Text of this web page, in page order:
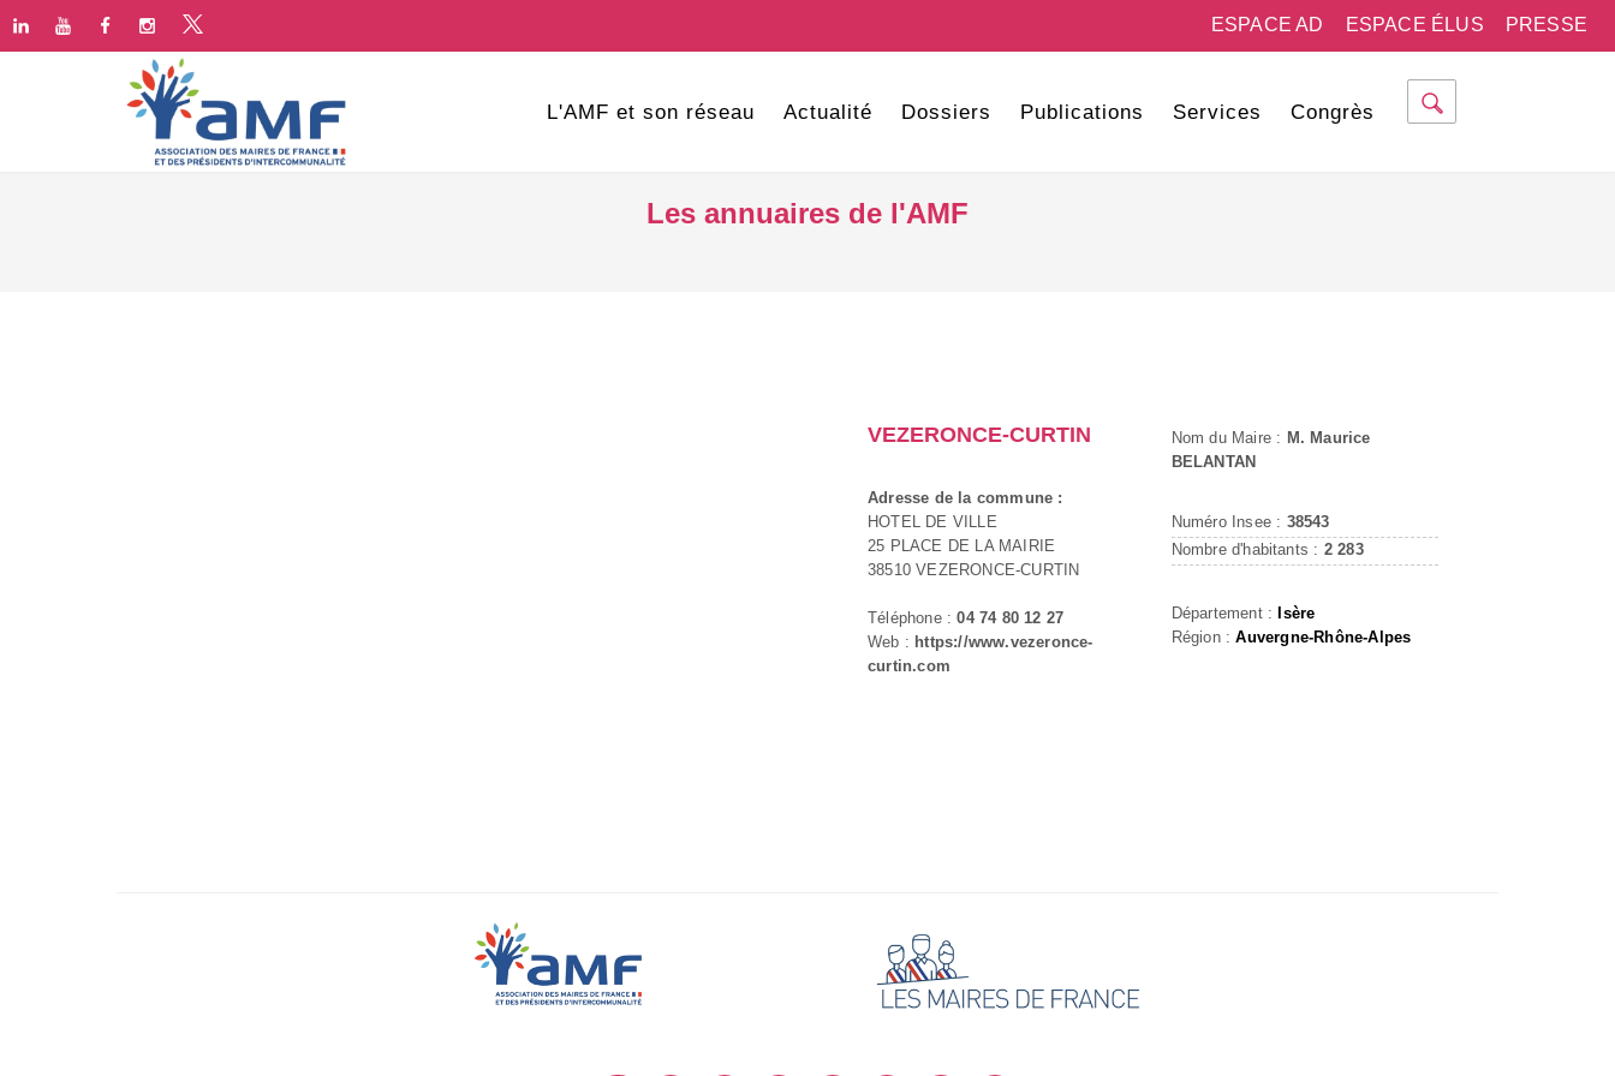
PRESSE
ESPACE ÉLUS
ESPACE AD
L'AMF et son réseau Actualité Dossiers Publications Services Congrès
Les annuaires de l'AMF
VEZERONCE-CURTIN
Adresse de la commune :
HOTEL DE VILLE
25 PLACE DE LA MAIRIE
38510 VEZERONCE-CURTIN
Téléphone :04 74 80 12 27
Web : https://www.vezeronce-
curtin.com
Nom du Maire : M. Maurice
BELANTAN
Numéro Insee : 38543
Nombre d'habitants : 2 283
Département :
Isère
Région :Auvergne-Rhône-Alpes